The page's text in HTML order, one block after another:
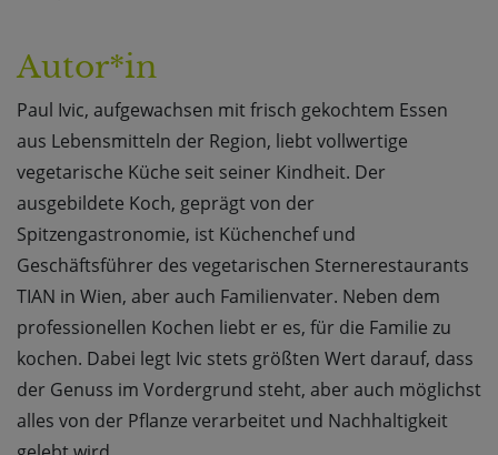
Autor*in
Paul Ivic, aufgewachsen mit frisch gekochtem Essen
aus Lebensmitteln der Region, liebt vollwertige
vegetarische Küche seit seiner Kindheit. Der
ausgebildete Koch, geprägt von der
Spitzengastronomie, ist Küchenchef und
Geschäftsführer des vegetarischen Sternerestaurants
TIAN in Wien, aber auch Familienvater. Neben dem
professionellen Kochen liebt er es, für die Familie zu
kochen. Dabei legt Ivic stets größten Wert darauf, dass
der Genuss im Vordergrund steht, aber auch möglichst
alles von der Pflanze verarbeitet und Nachhaltigkeit